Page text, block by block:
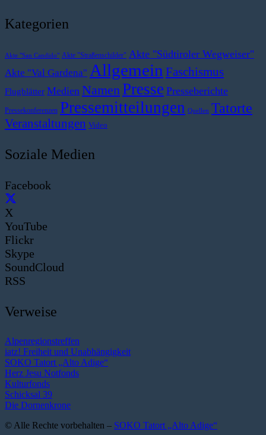
Kategorien
Akte "San Candido" Akte "Straßenschilder" Akte "Südtiroler Wegweiser"
Akte "Val Gardena" Allgemein Faschismus
Flugblätter Medien Namen Presse Presseberichte
Pressekonferenzen Pressemitteilungen Quellen Tatorte
Veranstaltungen Video
Soziale Medien
Facebook
X
YouTube
Flickr
Skype
SoundCloud
RSS
Verweise
Alpenregionstreffen
iatz! Freiheit und Unabhängigkeit
SOKO Tatort „Alto Adige“
Herz Jesu Notfonds
Kulturfonds
Schicksal 39
Die Dornenkrone
© Alle Rechte vorbehalten – SOKO Tatort „Alto Adige“